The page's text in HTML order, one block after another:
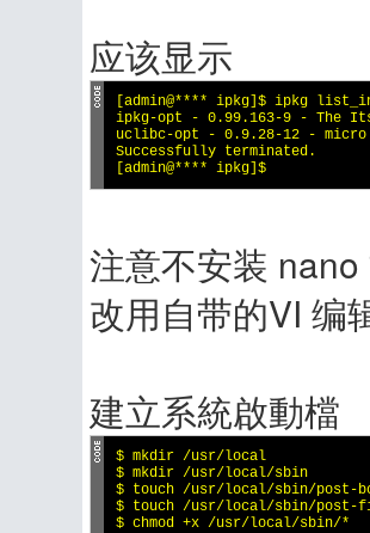
应该显示
[admin@**** ipkg]$ ipkg
ipkg-opt - 0.99.163-9 - The
uclibc-opt - 0.9.28-12 - micro
Successfully terminated.
[admin@**** ipkg]$
注意不安装
改用自带的VI 编
建立系統啟動檔
$ mkdir /usr/local
$ mkdir /usr/local/sbin
$ touch /usr/local/sbin/post-
$ touch /usr/local/sbin/post-
$ chmod +x /usr/local/sbin/*